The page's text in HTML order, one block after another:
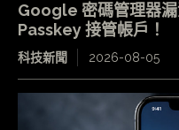
Google 密碼管理器
Passkey 接管帳戶！
科技新聞 2026-08-05